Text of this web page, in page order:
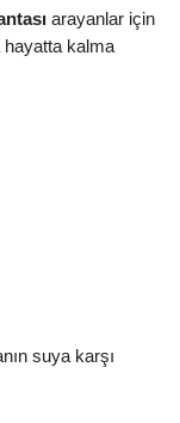
arayanlar için
hayatta kalma
suya karşı